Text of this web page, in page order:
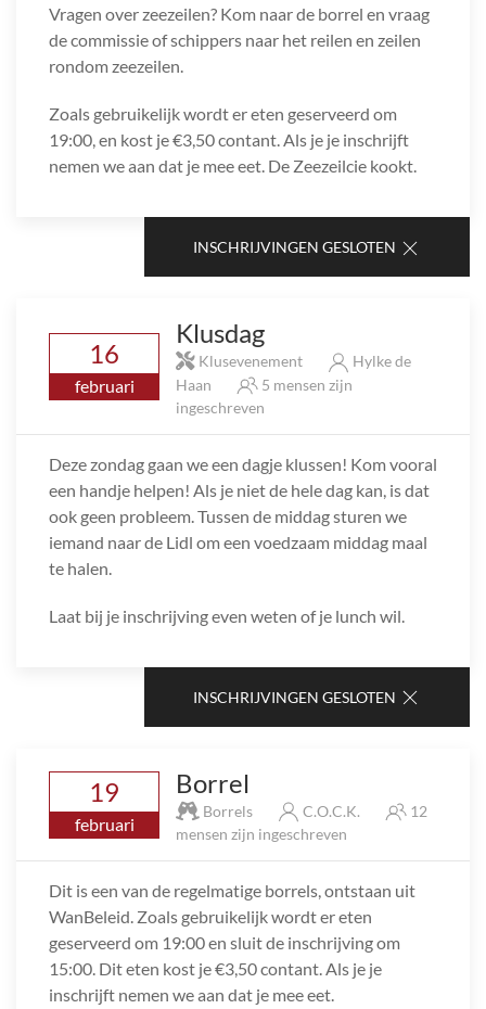
Vragen over zeezeilen? Kom naar de borrel en vraag
de commissie of schippers naar het reilen en zeilen
rondom zeezeilen.
Zoals gebruikelijk wordt er eten geserveerd om
19:00, en kost je €3,50 contant. Als je je inschrijft
nemen we aan dat je mee eet. De Zeezeilcie kookt.
INSCHRIJVINGEN GESLOTEN
16
februari
Klusdag
Klusevenement
Hylke de
Haan
5 mensen zijn
ingeschreven
Deze zondag gaan we een dagje klussen! Kom vooral
een handje helpen! Als je niet de hele dag kan, is dat
ook geen probleem. Tussen de middag sturen we
iemand naar de Lidl om een voedzaam middag maal
te halen.
Laat bij je inschrijving even weten of je lunch wil.
INSCHRIJVINGEN GESLOTEN
19
februari
Borrel
Borrels C.O.C.K.
12
mensen zijn ingeschreven
Dit is een van de regelmatige borrels, ontstaan uit
WanBeleid. Zoals gebruikelijk wordt er eten
geserveerd om 19:00 en sluit de inschrijving om
15:00. Dit eten kost je €3,50 contant. Als je je
inschrijft nemen we aan dat je mee eet.